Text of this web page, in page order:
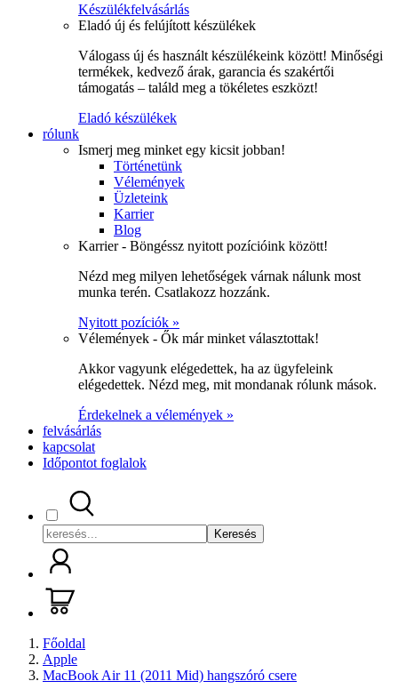
Készülékfelvásárlás
Eladó új és felújított készülékek
Válogass új és használt készülékeink között! Minőségi
termékek, kedvező árak, garancia és szakértői
támogatás – találd meg a tökéletes eszközt!
Eladó készülékek
rólunk
Ismerj meg minket egy kicsit jobban!
Történetünk
Vélemények
Üzleteink
Karrier
Blog
Karrier - Böngéssz nyitott pozícióink között!
Nézd meg milyen lehetőségek várnak nálunk most
munka terén. Csatlakozz hozzánk.
Nyitott pozíciók »
Vélemények - Ők már minket választottak!
Akkor vagyunk elégedettek, ha az ügyfeleink
elégedettek. Nézd meg, mit mondanak rólunk mások.
Érdekelnek a vélemények »
felvásárlás
kapcsolat
Időpontot foglalok
Keresés
Főoldal
Apple
MacBook Air 11 (2011 Mid) hangszóró csere